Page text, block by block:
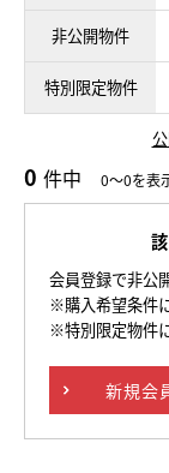
非公開物件
特別限定物件
0 件中 0～0を表
会員登録で非公
※購入希望条件
※特別限定物件
新規会